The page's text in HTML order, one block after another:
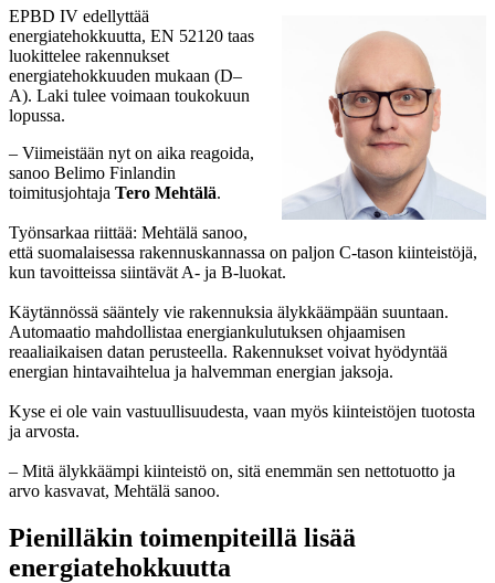
EPBD IV edellyttää
energiatehokkuutta, EN 52120 taas
luokittelee rakennukset
energiatehokkuuden mukaan (D–
A). Laki tulee voimaan toukokuun
lopussa.
– Viimeistään nyt on aika reagoida,
sanoo Belimo Finlandin
toimitusjohtaja Tero Mehtälä.
Työnsarkaa riittää: Mehtälä sanoo,
että suomalaisessa rakennuskannassa on paljon C-tason kiinteistöjä,
kun tavoitteissa siintävät A- ja B-luokat.
Käytännössä sääntely vie rakennuksia älykkäämpään suuntaan.
Automaatio mahdollistaa energiankulutuksen ohjaamisen
reaaliaikaisen datan perusteella. Rakennukset voivat hyödyntää
energian hintavaihtelua ja halvemman energian jaksoja.
Kyse ei ole vain vastuullisuudesta, vaan myös kiinteistöjen tuotosta
ja arvosta.
– Mitä älykkäämpi kiinteistö on, sitä enemmän sen nettotuotto ja
arvo kasvavat, Mehtälä sanoo.
Pienilläkin toimenpiteillä lisää
energiatehokkuutta